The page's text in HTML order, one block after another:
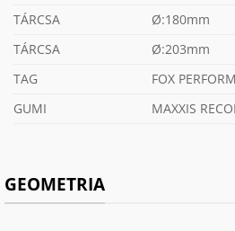
TÁRCSA
Ø:180mm
TÁRCSA
Ø:203mm
TAG
FOX
GUMI
MAXXIS
GEOMETRIA